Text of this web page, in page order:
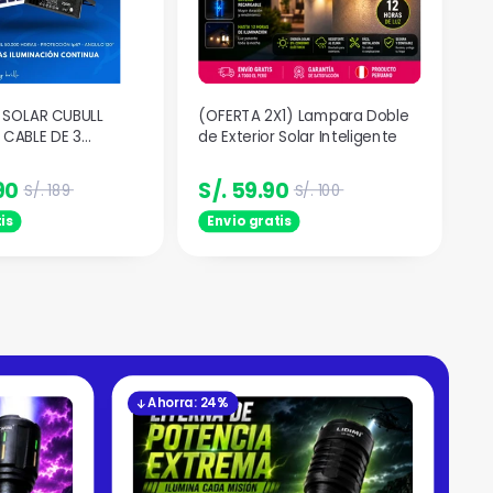
CUBULL
DE 3
S/. 189
(OFERTA 2X1) Lampara Doble
de Exterior Solar Inteligente
S/. 59.90 S/. 100
Envio gratis
Ahorra: 24%